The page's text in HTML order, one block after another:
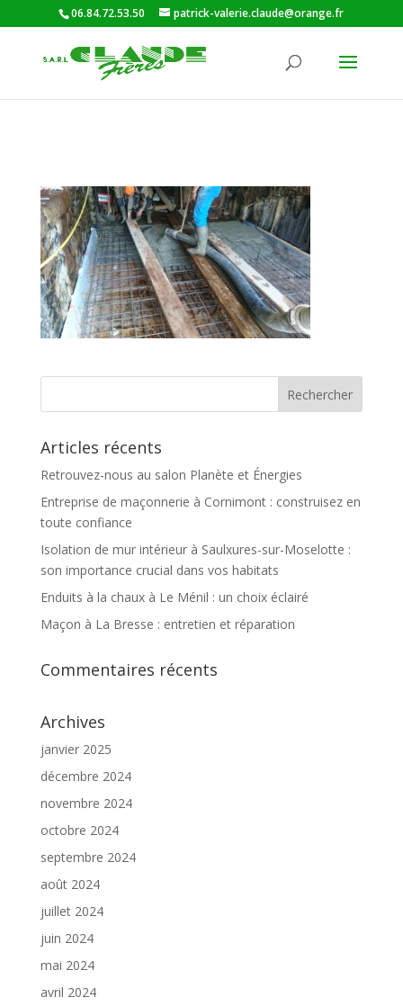
06.84.72.53.50 patrick-valerie.claude@orange.fr
Articles récents
Retrouvez-nous au salon Planète et Énergies
Entreprise de maçonnerie à Cornimont : construisez en
toute confiance
Isolation de mur intérieur à Saulxures-sur-Moselotte :
son importance crucial dans vos habitats
Enduits à la chaux à Le Ménil : un choix éclairé
Maçon à La Bresse : entretien et réparation
Commentaires récents
Archives
janvier 2025
décembre 2024
novembre 2024
octobre 2024
septembre 2024
août 2024
juillet 2024
juin 2024
mai 2024
avril 2024